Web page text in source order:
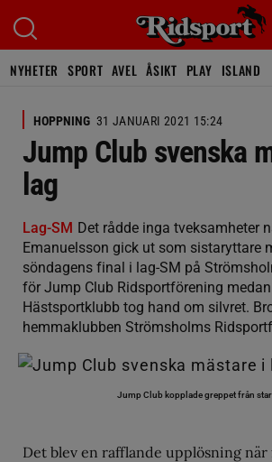
NYHETER SPORT AVEL ÅSIKT PLAY ISLAND
HOPPNING 31 JANUARI 2021 15:24
Jump Club svenska
lag
Lag-SM Det rådde inga tveksamheter
Emanuelsson gick ut som sistaryttare
söndagens final i lag-SM på
för Jump Club Ridsportförening
Hästsportklubb tog hand om silvret.
hemmaklubben Strömsholms
Jump Club kopplade greppet från
Det blev en rafflande upplösning när